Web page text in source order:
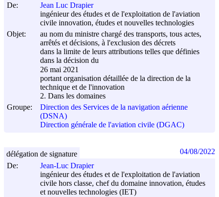
De:
Jean Luc Drapier
ingénieur des études et de l'exploitation de l'aviation
civile innovation, études et nouvelles technologies
Objet:
au nom du ministre chargé des transports, tous actes,
arrêtés et décisions, à l'exclusion des décrets
dans la limite de leurs attributions telles que définies
dans la décision du
26 mai 2021
portant organisation détaillée de la direction de la
technique et de l'innovation
2. Dans les domaines
Groupe:
Direction des Services de la navigation aérienne
(DSNA)
Direction générale de l'aviation civile (DGAC)
De:
Jean-Luc Drapier
ingénieur des études et de l'exploitation de l'aviation
civile hors classe, chef du domaine innovation, études
et nouvelles technologies (IET)
délégation de signature 04/08/2022